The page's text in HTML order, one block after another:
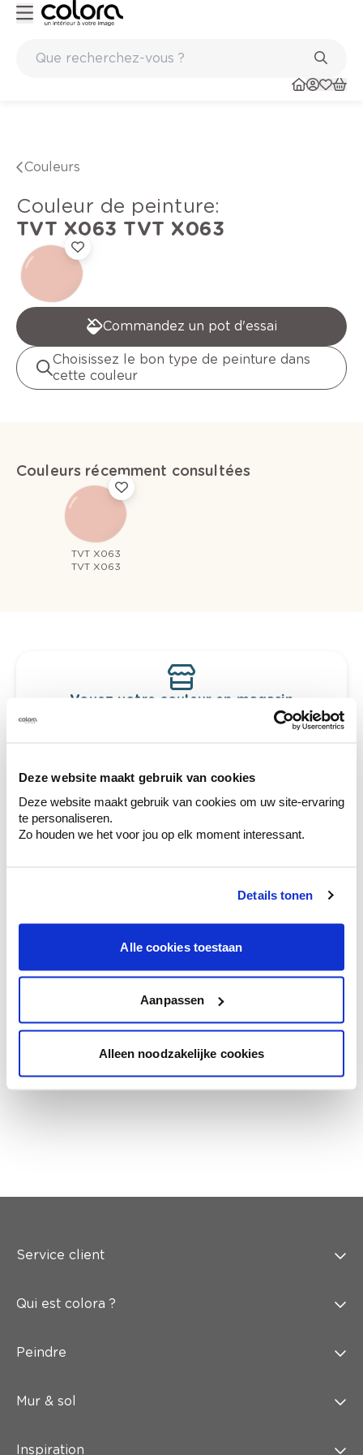
Deze website maakt gebruik van cookies
Deze website maakt gebruik van cookies om uw site-ervaring
te personaliseren.
Zo houden we het voor jou op elk moment interessant.
Details tonen
Alle cookies toestaan
Aanpassen
Alleen noodzakelijke cookies
Couleurs
Couleur de peinture:
TVT X063 TVT X063
Commandez un pot d'essai
Choisissez le bon type de peinture dans
cette couleur
Couleurs récemment consultées
TVT X063
TVT X063
Voyez votre couleur en magasin
Découvrez des échantillons de votre
votre couleur.
Obtenez des conseils personnalisés sur la
combinaison de couleurs.
Conseil couleur à domicile
en couleur.
l'éclairage et de votre mobilier.
Obtenez un contrôle technologique de vos
Service client
Qui est colora ?
Peindre
Mur & sol
Inspiration